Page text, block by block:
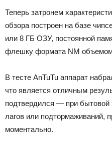
Теперь затронем
обзора построен на базе
или 8 ГБ ОЗУ, постоянной
флешку формата NM
В тесте AnTuTu аппарат
что является отличным
подтвердился — при бытовой
лагов или подтормаживаний,
моментально.